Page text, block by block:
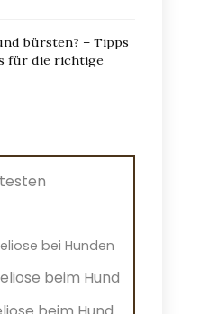
bürsten? – Tipps
für die richtige
bei Hunden
beim Hund